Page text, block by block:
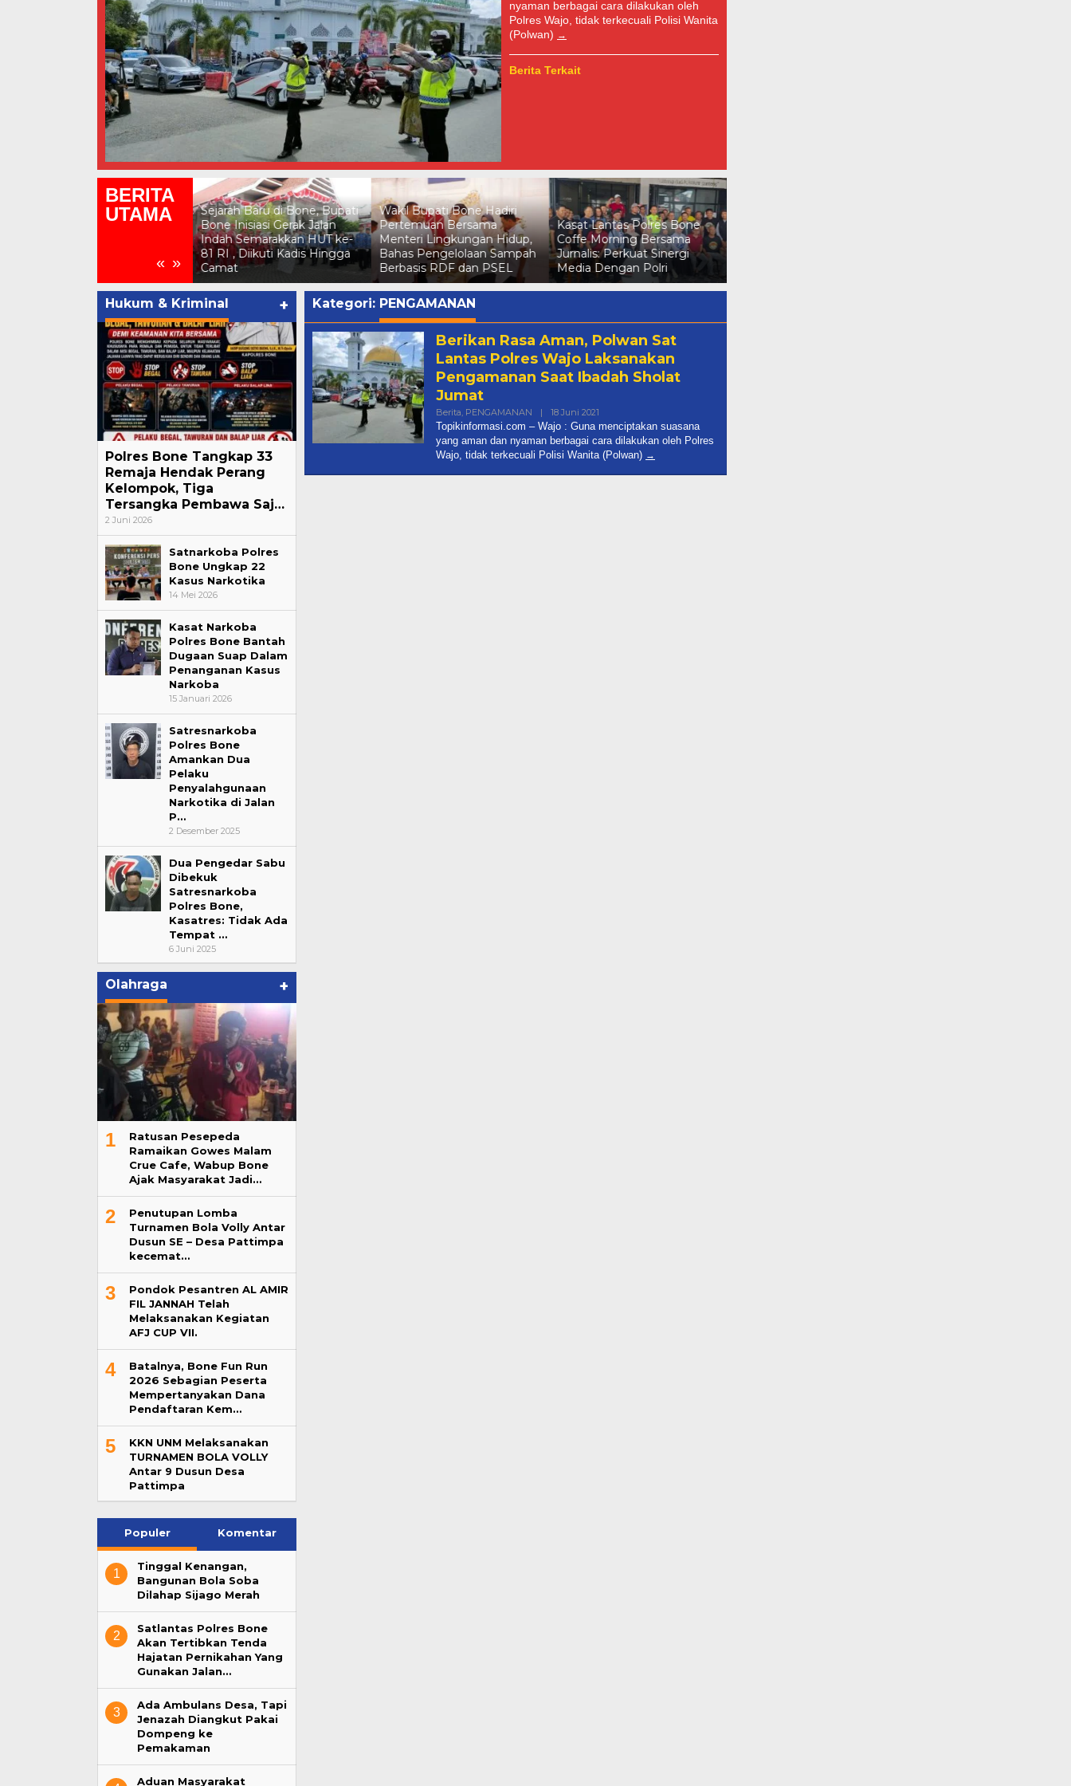
nyaman berbagai cara dilakukan oleh
Polres Wajo, tidak terkecuali Polisi Wanita
(Polwan)
Berita Terkait
BERITA
UTAMA
« »
Kepala SD Inpres 5/81
Kading Ajak Orang Tua
Sejarah Baru di Bone, Bupati
Bone Inisiasi Gerak Jalan
Indah Semarakkan HUT ke-
81 RI , Diikuti Kadis Hingga
Camat
Wakil Bupati Bone Hadiri
Pertemuan Bersama
Menteri Lingkungan Hidup,
Bahas Pengelolaan Sampah
Berbasis RDF dan PSEL
Kasat Lantas Polres Bone
Coffe Morning Bersama
Jurnalis: Perkuat Sinergi
Media Dengan Polri
Hukum & Kriminal +
Polres Bone Tangkap 33
Remaja Hendak Perang
Kelompok, Tiga
Tersangka Pembawa Saj…
2 Juni 2026
Satnarkoba Polres
Bone Ungkap 22
Kasus Narkotika
14 Mei 2026
Kasat Narkoba
Polres Bone Bantah
Dugaan Suap Dalam
Penanganan Kasus
Narkoba
15 Januari 2026
Satresnarkoba
Polres Bone
Amankan Dua
Pelaku
Penyalahgunaan
Narkotika di Jalan
P…
2 Desember 2025
Dua Pengedar Sabu
Dibekuk
Satresnarkoba
Polres Bone,
Kasatres: Tidak Ada
Tempat …
6 Juni 2025
Olahraga +
1
Ratusan Pesepeda
Ramaikan Gowes Malam
Crue Cafe, Wabup Bone
Ajak Masyarakat Jadi…
2
Penutupan Lomba
Turnamen Bola Volly Antar
Dusun SE – Desa Pattimpa
kecemat…
3
Pondok Pesantren AL AMIR
FIL JANNAH Telah
Melaksanakan Kegiatan
AFJ CUP VII.
4
Batalnya, Bone Fun Run
2026 Sebagian Peserta
Mempertanyakan Dana
Pendaftaran Kem…
5
KKN UNM Melaksanakan
TURNAMEN BOLA VOLLY
Antar 9 Dusun Desa
Pattimpa
Populer Komentar
1
Tinggal Kenangan,
Bangunan Bola Soba
Dilahap Sijago Merah
2
Satlantas Polres Bone
Akan Tertibkan Tenda
Hajatan Pernikahan Yang
Gunakan Jalan…
3
Ada Ambulans Desa, Tapi
Jenazah Diangkut Pakai
Dompeng ke
Pemakaman
Aduan Masyarakat
Kategori: PENGAMANAN
Berikan Rasa Aman, Polwan Sat
Lantas Polres Wajo Laksanakan
Pengamanan Saat Ibadah Sholat
Jumat
Berita, PENGAMANAN | 18 Juni 2021
Informasi
Topik
Topikinformasi.com – Wajo : Guna menciptakan suasana
yang aman dan nyaman berbagai cara dilakukan oleh Polres
Wajo, tidak terkecuali Polisi Wanita (Polwan)